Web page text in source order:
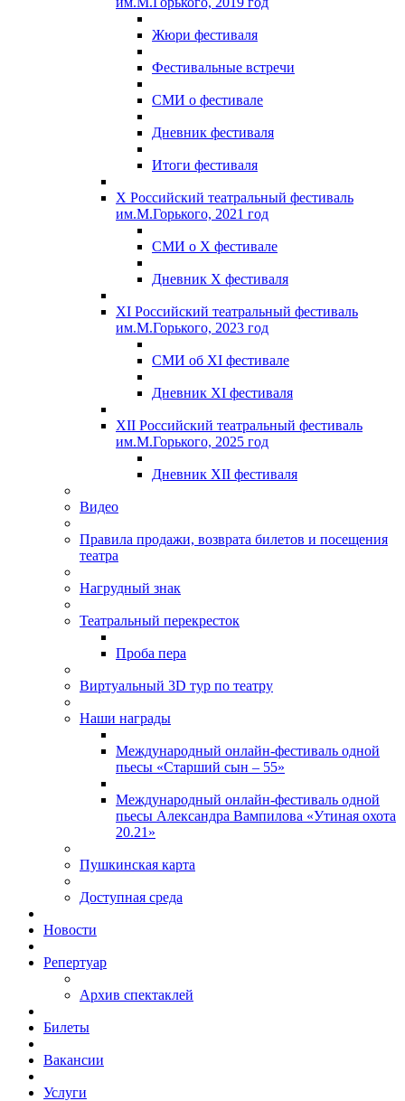
Жюри фестиваля
Фестивальные встречи
СМИ о фестивале
Дневник фестиваля
Итоги фестиваля
X Российский театральный фестиваль
им.М.Горького, 2021 год
СМИ о X фестивале
Дневник X фестиваля
XI Российский театральный фестиваль
им.М.Горького, 2023 год
СМИ об XI фестивале
Дневник XI фестиваля
XII Российский театральный фестиваль
им.М.Горького, 2025 год
Дневник XII фестиваля
Видео
Правила продажи, возврата билетов и посещения
театра
Нагрудный знак
Театральный перекресток
Проба пера
Виртуальный 3D тур по театру
Наши награды
Международный онлайн-фестиваль одной
пьесы «Старший сын – 55»
Международный онлайн-фестиваль одной
пьесы Александра Вампилова «Утиная охота
20.21»
Пушкинская карта
Доступная среда
Новости
Репертуар
Архив спектаклей
Билеты
Вакансии
Услуги